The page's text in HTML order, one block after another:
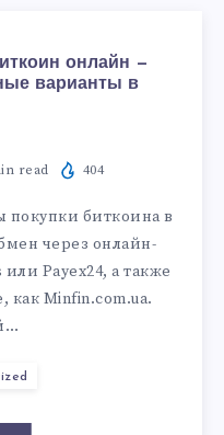
онлайн —
варианты в
read 404
покупки биткоина в
через онлайн-
Payex24, а также
как Minfin.com.ua.